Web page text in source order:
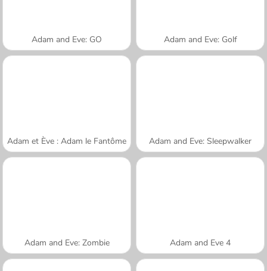
Adam and Eve: GO Adam and Eve: Golf
Adam et Ève : Adam le Fantôme Adam and Eve: Sleepwalker
Adam and Eve: Zombie Adam and Eve 4